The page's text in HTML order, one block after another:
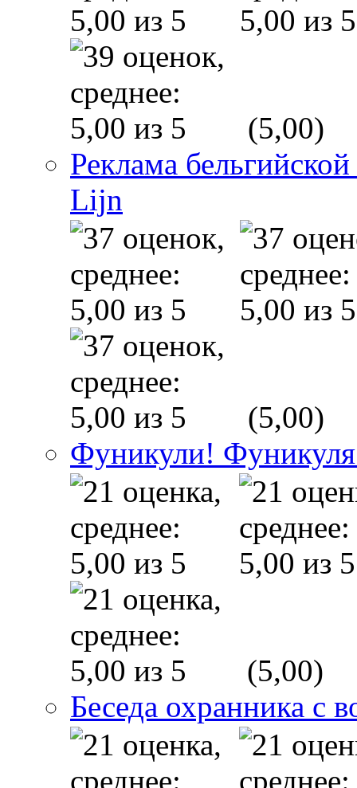
(5,00)
Реклама
Lijn
(5,00)
Фуникули!
(5,00)
Беседа охранника с